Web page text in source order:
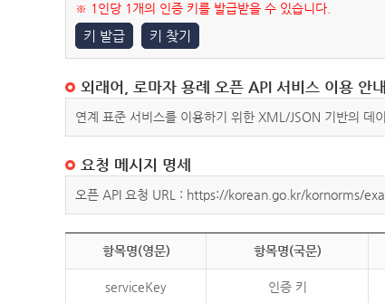
※ 1인당 1개의 인증 키를 발급받을 수 있습니다.
키 발급 키 찾기
외래어, 로마자 용례 오픈 API 서비스 이용 안내
연계 표준 서비스를 이용하기 위한 XML/JSON 기반의 데
요청 메시지 명세
오픈 API 요청 URL : https://korean.go.kr/kornorms/
항목명(영문) 항목명(국문)
serviceKey 인증 키